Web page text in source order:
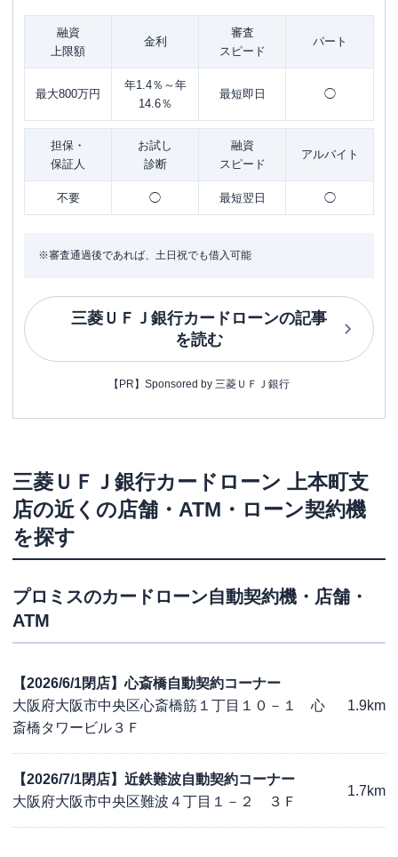
融資
上限額
金利
審査
スピード
パート
最大800万円
年1.4％～年
14.6％
最短即日 ◯
担保・
保証人
お試し
診断
融資
スピード
アルバイト
不要 ◯ 最短翌日 ◯
※審査通過後であれば、土日祝でも借入可能
三菱ＵＦＪ銀行カードローンの記事
を読む
【PR】Sponsored by 三菱ＵＦＪ銀行
三菱ＵＦＪ銀行カードローン 上本町支
店の近くの店舗・ATM・ローン契約機
を探す
プロミスのカードローン自動契約機・店舗・
ATM
【2026/6/1閉店】心斎橋自動契約コーナー
大阪府大阪市中央区心斎橋筋１丁目１０－１ 心
斎橋タワービル３Ｆ
1.9km
【2026/7/1閉店】近鉄難波自動契約コーナー
大阪府大阪市中央区難波４丁目１－２ ３Ｆ
1.7km